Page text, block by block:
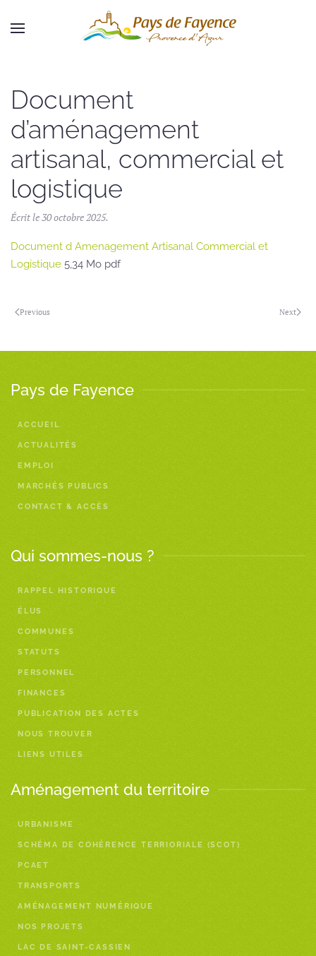
Skip to main content
Document
d’aménagement
artisanal, commercial et
logistique
Écrit le30 octobre 2025.
Document d Amenagement Artisanal Commercial et
Logistique 5,34 Mo pdf
Previous Next
Pays de Fayence
ACCUEIL
ACTUALITÉS
EMPLOI
MARCHÉS PUBLICS
CONTACT & ACCÈS
Qui sommes-nous ?
RAPPEL HISTORIQUE
ÉLUS
COMMUNES
STATUTS
PERSONNEL
FINANCES
PUBLICATION DES ACTES
NOUS TROUVER
LIENS UTILES
Aménagement du territoire
URBANISME
SCHÉMA DE COHÉRENCE TERRIORIALE (SCOT)
PCAET
TRANSPORTS
AMÉNAGEMENT NUMÉRIQUE
NOS PROJETS
LAC DE SAINT-CASSIEN